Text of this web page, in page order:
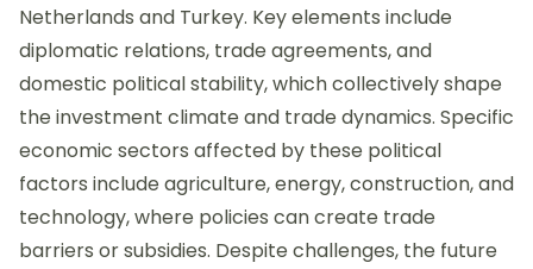
Netherlands and Turkey. Key elements include
diplomatic relations, trade agreements, and
domestic political stability, which collectively shape
the investment climate and trade dynamics. Specific
economic sectors affected by these political
factors include agriculture, energy, construction, and
technology, where policies can create trade
barriers or subsidies. Despite challenges, the future